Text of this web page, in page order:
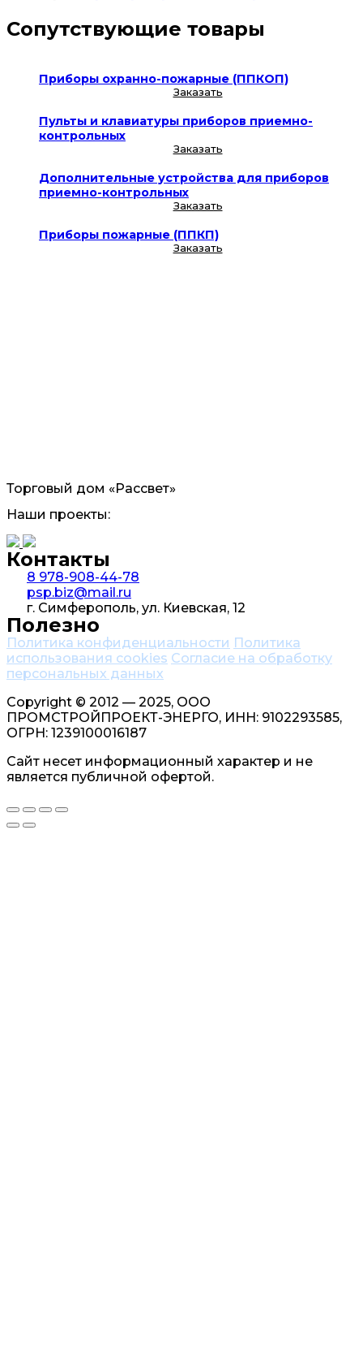
Сопутствующие товары
Приборы охранно-пожарные (ППКОП)
Заказать
Пульты и клавиатуры приборов приемно-
контрольных
Заказать
Дополнительные устройства для приборов
приемно-контрольных
Заказать
Приборы пожарные (ППКП)
Заказать
Торговый дом «Рассвет»
Наши проекты:
Контакты
8 978-908-44-78
psp.biz@mail.ru
г. Симферополь, ул. Киевская, 12
Полезно
Политика конфиденциальности Политика
использования cookies Согласие на обработку
персональных данных
Copyright © 2012 — 2025, ООО
ПРОМСТРОЙПРОЕКТ-ЭНЕРГО, ИНН: 9102293585,
ОГРН: 1239100016187
Сайт несет информационный характер и не
является публичной офертой.